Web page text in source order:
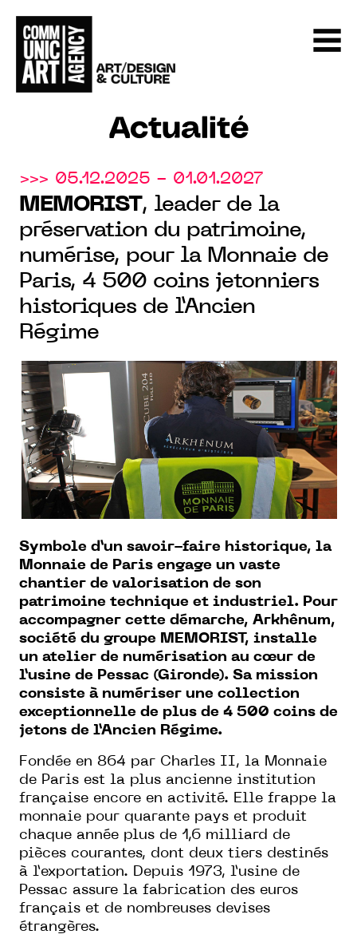
Actualité
>>> 05.12.2025 - 01.01.2027
MEMORIST, leader de la
préservation du patrimoine,
numérise, pour la Monnaie de
Paris, 4 500 coins jetonniers
historiques de l’Ancien
Régime
Symbole d’un savoir-faire historique, la
Monnaie de Paris engage un vaste
chantier de valorisation de son
patrimoine technique et industriel. Pour
accompagner cette démarche, Arkhênum,
société du groupe MEMORIST, installe
un atelier de numérisation au cœur de
l’usine de Pessac (Gironde). Sa mission
consiste à numériser une collection
exceptionnelle de plus de 4 500 coins de
jetons de l’Ancien Régime.
Fondée en 864 par Charles II, la Monnaie
de Paris est la plus ancienne institution
française encore en activité. Elle frappe la
monnaie pour quarante pays et produit
chaque année plus de 1,6 milliard de
pièces courantes, dont deux tiers destinés
à l’exportation. Depuis 1973, l’usine de
Pessac assure la fabrication des euros
français et de nombreuses devises
étrangères.